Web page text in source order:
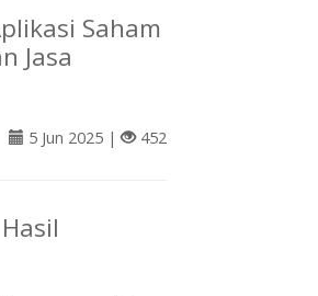
Saham
Jasa
5 Jun 2025 | 452